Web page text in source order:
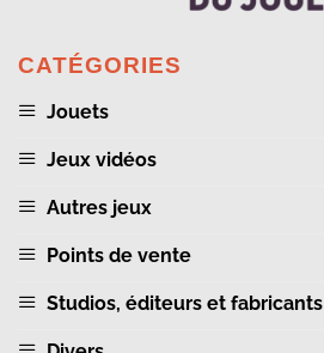
CATÉGORIES
Jouets
Jeux vidéos
Autres jeux
Points de vente
Studios, éditeurs et fabricants